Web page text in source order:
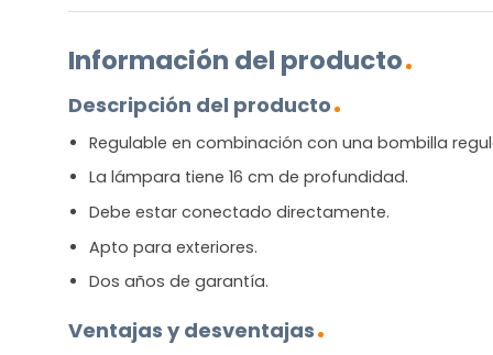
Información del producto
Descripción del producto
Regulable en combinación con una bombilla
La lámpara tiene 16 cm de profundidad.
Debe estar conectado directamente.
Apto para exteriores.
Dos años de garantía.
Ventajas y desventajas